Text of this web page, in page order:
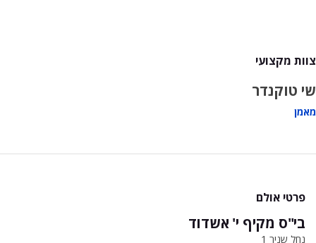
צוות מקצועי
שי טוקנדר
מאמן
פרטי אולם
בי"ס מקיף י' אשדוד
נחל שניר 1